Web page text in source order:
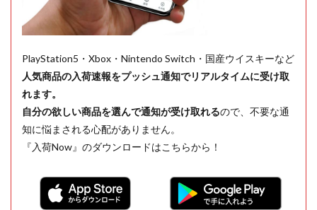
PlayStation5・Xbox・Nintendo Switch・国産ウイスキーなど
人気商品の入荷速報をプッシュ通知でリアルタイムに受け取
れます。
自分の欲しい商品を選んで通知が受け取れるので、不要な通
知に悩まされる心配がありません。
『入荷Now』のダウンロードはこちらから！